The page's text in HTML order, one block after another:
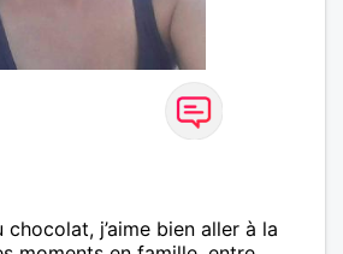
chocolat, j’aime bien aller à la